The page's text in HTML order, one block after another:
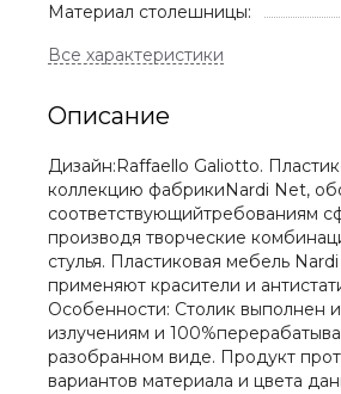
Материал столешницы:
Описание
Дизайн:Raffaello Galiotto.
коллекцию фабрикиNardi Net,
соответствующийтребованиям
производя творческие
стулья. Пластиковая мебель
применяют красители и
Особенности: Столик выполнен
излучениям и
разобранном виде. Продукт
вариантов материала и цвета